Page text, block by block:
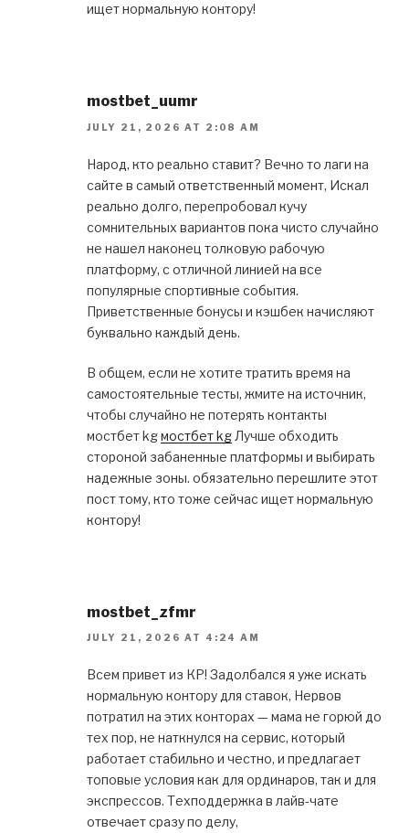
ищет нормальную контору!
mostbet_uumr
JULY 21, 2026 AT 2:08 AM
Народ, кто реально ставит? Вечно то лаги на
сайте в самый ответственный момент, Искал
реально долго, перепробовал кучу
сомнительных вариантов пока чисто случайно
не нашел наконец толковую рабочую
платформу, с отличной линией на все
популярные спортивные события.
Приветственные бонусы и кэшбек начисляют
буквально каждый день.
В общем, если не хотите тратить время на
самостоятельные тесты, жмите на источник,
чтобы случайно не потерять контакты
мостбет kgмостбет kgЛучше обходить
стороной забаненные платформы и выбирать
надежные зоны. обязательно перешлите этот
пост тому, кто тоже сейчас ищет нормальную
контору!
mostbet_zfmr
JULY 21, 2026 AT 4:24 AM
Всем привет из КР! Задолбался я уже искать
нормальную контору для ставок, Нервов
потратил на этих конторах — мама не горюй до
тех пор, не наткнулся на сервис, который
работает стабильно и честно, и предлагает
топовые условия как для ординаров, так и для
экспрессов. Техподдержка в лайв-чате
отвечает сразу по делу,